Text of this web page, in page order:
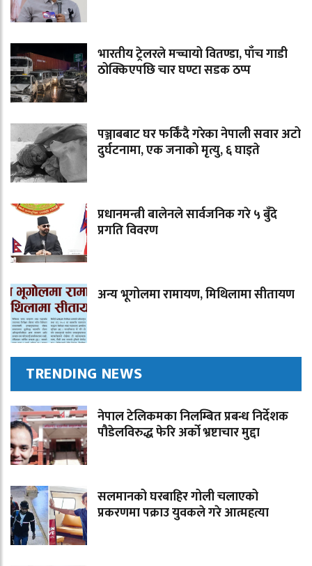
भारतीय ट्रेलरले मच्चायो वितण्डा, पाँच गाडी
ठोक्किएपछि चार घण्टा सडक ठप्प
पञ्जाबबाट घर फर्किंदै गरेका नेपाली सवार अटो
दुर्घटनामा, एक जनाको मृत्यु, ६ घाइते
प्रधानमन्त्री बालेनले सार्वजनिक गरे ५ बुँदे
प्रगति विवरण
अन्य भूगोलमा रामायण, मिथिलामा सीतायण
TRENDING NEWS
नेपाल टेलिकमका निलम्बित प्रबन्ध निर्देशक
पौडेलविरुद्ध फेरि अर्को भ्रष्टाचार मुद्दा
सलमानको घरबाहिर गोली चलाएको
प्रकरणमा पक्राउ युवकले गरे आत्महत्या